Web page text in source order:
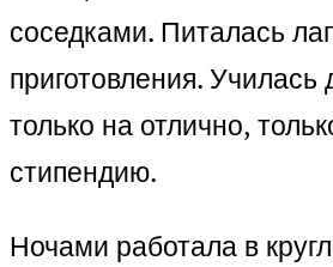
соседками. Питалась
приготовления.
только на отлично,
стипендию.
Ночами работала в